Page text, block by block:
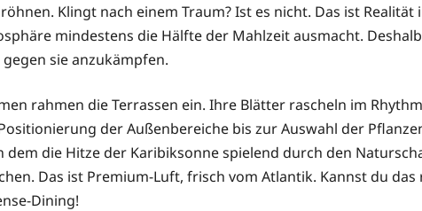
Klingt nach einem Traum? Ist es nicht. Das ist
mindestens die Hälfte der Mahlzeit ausmacht.
sie anzukämpfen.
rahmen die Terrassen ein. Ihre Blätter rascheln im
der Außenbereiche bis zur Auswahl der
dem die Hitze der Karibiksonne spielend durch den
Das ist Premium-Luft, frisch vom Atlantik. Kannst du
Dining!